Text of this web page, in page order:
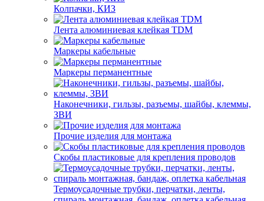
Колпачки, КИЗ
Лента алюминиевая клейкая TDM
Маркеры кабельные
Маркеры перманентные
Наконечники, гильзы, разъемы, шайбы, клеммы,
ЗВИ
Прочие изделия для монтажа
Скобы пластиковые для крепления проводов
Термоусадочные трубки, перчатки, ленты,